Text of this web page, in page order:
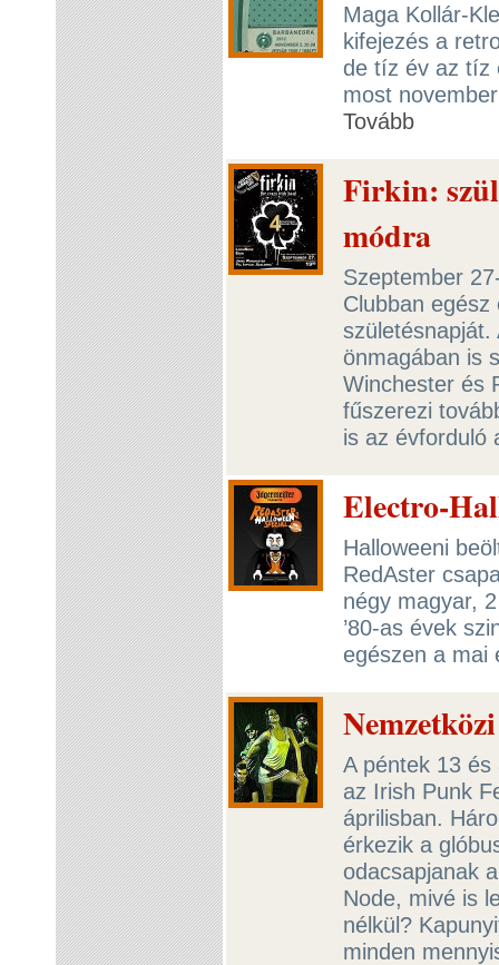
Maga Kollár-
kifejezés a
de tíz év az tíz
most
Tovább
Firkin:
módra
Szeptember
Clubban
önmagában is
Winchester és
fűszerezi
is az
Electro-
Halloweeni
RedAster
négy magyar,
’80-as évek
egészen a
A péntek 13
az Irish Punk
áprilisban.
érkezik a
odacsapjanak
Node, mivé is
nélkül?
minden